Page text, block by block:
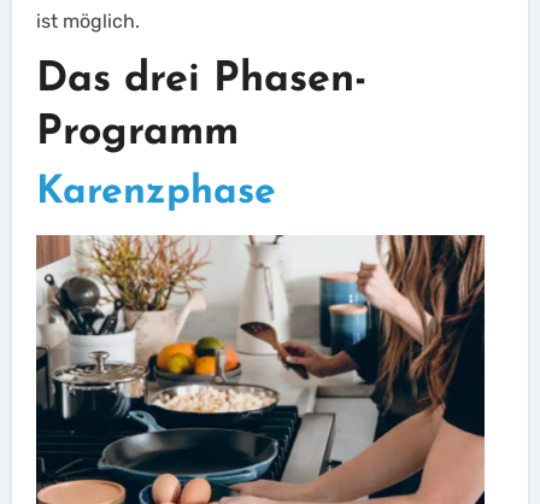
ist möglich.
Das drei Phasen-
Programm
Karenzphase